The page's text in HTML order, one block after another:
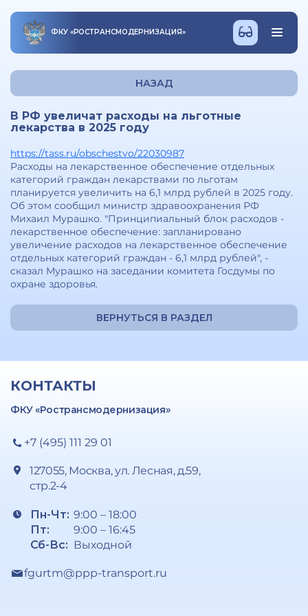
ФКУ «РОСТРАНСМОДЕРНИЗАЦИЯ»
НАЗАД
В РФ увеличат расходы на льготные
лекарства в 2025 году
https://tass.ru/obschestvo/22030987
Расходы на лекарственное обеспечение отдельных
категорий граждан лекарствами по льготам
планируется увеличить на 6,1 млрд рублей в 2025 году.
Об этом сообщил министр здравоохранения РФ
Михаил Мурашко. "Принципиальный блок расходов -
лекарственное обеспечение: запланировано
увеличение расходов на лекарственное обеспечение
отдельных категорий граждан - 6,1 млрд рублей", -
сказал Мурашко на заседании комитета Госдумы по
охране здоровья.
ВЕРНУТЬСЯ В РАЗДЕЛ
КОНТАКТЫ
ФКУ «Ространсмодернизация»
+7 (495) 111 29 01
127055, Москва, ул. Лесная, д.59,
стр.2-4
Пн-Чт:
Пт:
Сб-Вс:
9:00 – 18:00
9:00 – 16:45
Выходной
fgurtm@ppp-transport.ru